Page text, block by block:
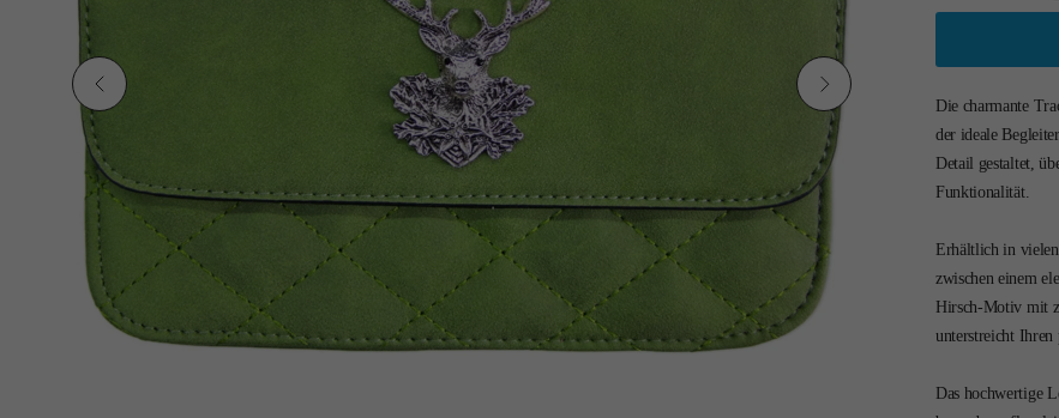
Die charmante
der ideale
Detail gestaltet,
Funktionalität.
Erhältlich in
zwischen einem
Hirsch-Motiv mit
unterstreicht Ihren
Das hochwertige